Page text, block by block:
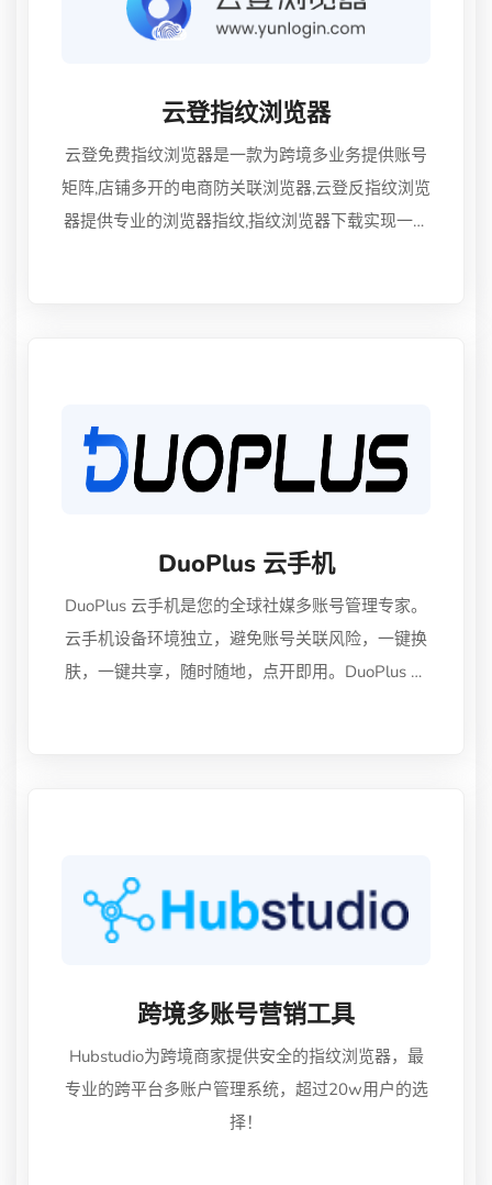
云登指纹浏览器
云登免费指纹浏览器是一款为跨境多业务提供账号
矩阵,店铺多开的电商防关联浏览器,云登反指纹浏览
器提供专业的浏览器指纹,指纹浏览器下载实现一台
DuoPlus 云手机
DuoPlus 云手机是您的全球社媒多账号管理专家。
云手机设备环境独立，避免账号关联风险，一键换
肤，一键共享，随时随地，点开即用。DuoPlus 专
跨境多账号营销工具
Hubstudio为跨境商家提供安全的指纹浏览器，最
专业的跨平台多账户管理系统，超过20w用户的选
择！